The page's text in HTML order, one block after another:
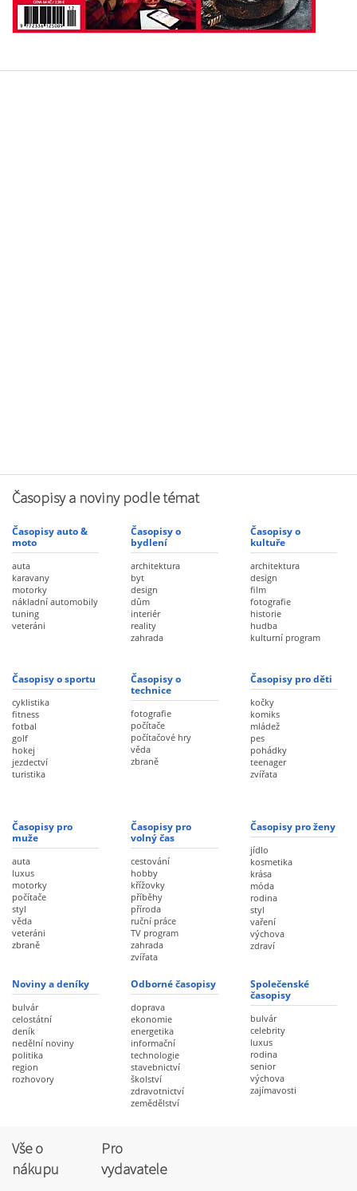
Časopisy a noviny podle témat
Časopisy auto &
moto
auta
karavany
motorky
nákladní automobily
tuning
veteráni
Časopisy o
bydlení
architektura
byt
design
dům
interiér
reality
zahrada
Časopisy o
kultuře
architektura
design
film
fotografie
historie
hudba
kulturní program
Časopisy o sportu
cyklistika
fitness
fotbal
golf
hokej
jezdectví
turistika
Časopisy o
technice
fotografie
počítače
počítačové hry
věda
zbraně
Časopisy pro děti
kočky
komiks
mládež
pes
pohádky
teenager
zvířata
Časopisy pro
muže
auta
luxus
motorky
počítače
styl
věda
veteráni
zbraně
Časopisy pro
volný čas
cestování
hobby
křížovky
příběhy
příroda
ruční práce
TV program
zahrada
zvířata
Časopisy pro ženy
jídlo
kosmetika
krása
móda
rodina
styl
vaření
výchova
zdraví
Noviny a deníky
bulvár
celostátní
deník
nedělní noviny
politika
region
rozhovory
Odborné časopisy
doprava
ekonomie
energetika
informační
technologie
stavebnictví
školství
zdravotnictví
zemědělství
Společenské
časopisy
bulvár
celebrity
luxus
rodina
senior
výchova
zajímavosti
Vše o
nákupu
Pro
vydavatele